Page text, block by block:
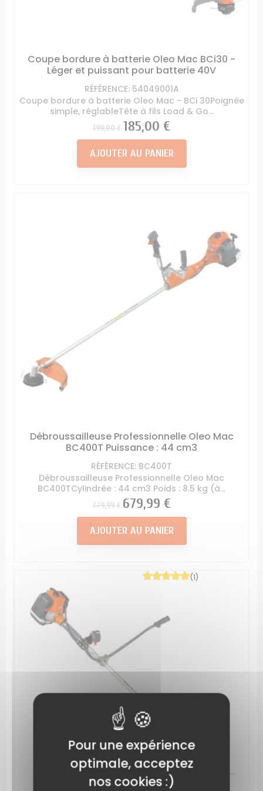
Coupe bordure à batterie Oleo Mac BCi30 -
Léger et puissant pour batterie 40V
RÉFÉRENCE: 54049001A
Coupe bordure à batterie Oleo Mac - BCi 30Poignée
simple, réglableTête à fils Load & Go...
Prix
199,00 €Prix
185,00 €
AJOUTER AU PANIER
Débroussailleuse Professionnelle Oleo Mac
BC400T Puissance : 44 cm3
RÉFÉRENCE: BC400T
Débroussailleuse Professionnelle Oleo Mac
BC400TCylindrée : 44 cm3 Poids : 8.5 kg (à...
Prix
779,99 € Prix
679,99 €
AJOUTER AU PANIER
(1)
Pour une expérience
optimale, acceptez
nos cookies :)